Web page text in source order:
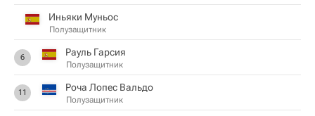
Иньяки Муньос
Полузащитник
6 Рауль Гарсия
Полузащитник
11 Роча Лопес Вальдо
Полузащитник